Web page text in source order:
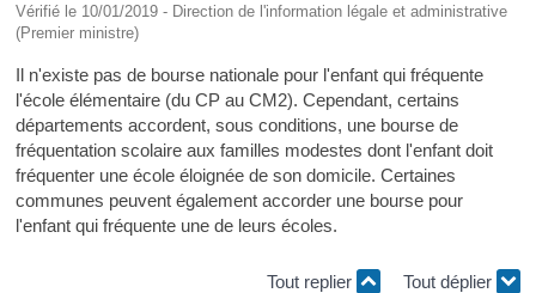
Vérifié le 10/01/2019 - Direction de l'information légale et administrative
(Premier ministre)
Il n'existe pas de bourse nationale pour l'enfant qui fréquente
l'école élémentaire (du CP au CM2). Cependant, certains
départements accordent, sous conditions, une bourse de
fréquentation scolaire aux familles modestes dont l'enfant doit
fréquenter une école éloignée de son domicile. Certaines
communes peuvent également accorder une bourse pour
l'enfant qui fréquente une de leurs écoles.
Tout replier Tout déplier